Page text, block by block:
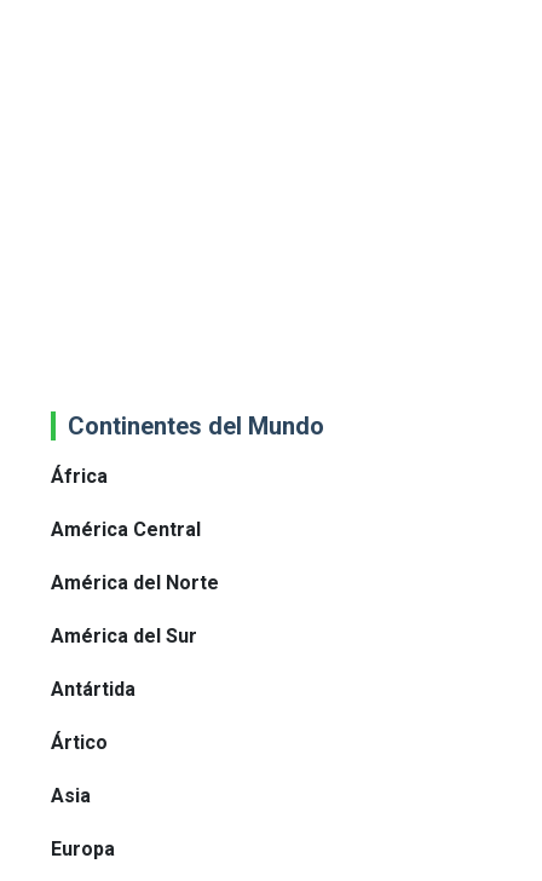
Continentes del Mundo
África
América Central
América del Norte
América del Sur
Antártida
Ártico
Asia
Europa